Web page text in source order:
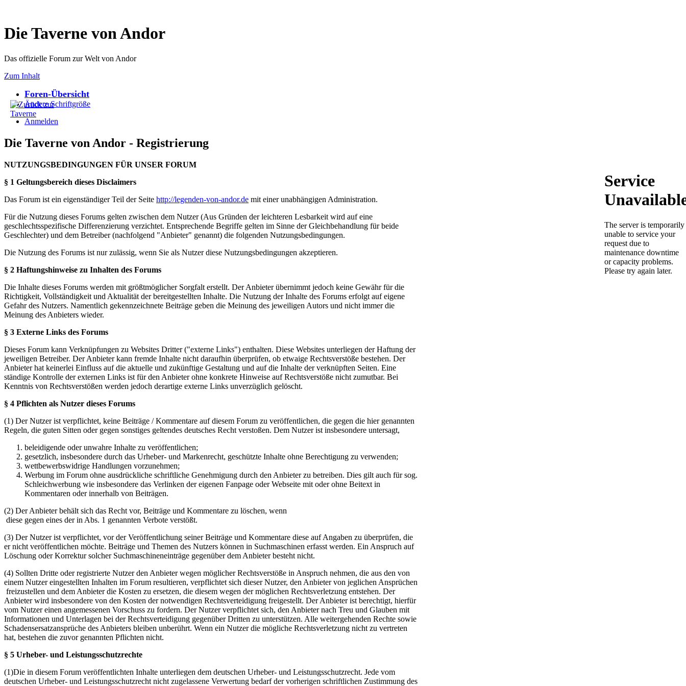
Die Taverne von Andor
Das offizielle Forum zur Welt von Andor
Zum Inhalt
Foren-Übersicht
Ändere Schriftgröße
Anmelden
Die Taverne von Andor - Registrierung
NUTZUNGSBEDINGUNGEN FÜR UNSER FORUM
§ 1 Geltungsbereich dieses Disclaimers
Das Forum ist ein eigenständiger Teil der Seite http://legenden-von-andor.de mit einer unabhängigen Administration.
Für die Nutzung dieses Forums gelten zwischen dem Nutzer (Aus Gründen der leichteren Lesbarkeit wird auf eine
geschlechtsspezifische Differenzierung verzichtet. Entsprechende Begriffe gelten im Sinne der Gleichbehandlung für beide
Geschlechter) und dem Betreiber (nachfolgend "Anbieter" genannt) die folgenden Nutzungsbedingungen.
Die Nutzung des Forums ist nur zulässig, wenn Sie als Nutzer diese Nutzungsbedingungen akzeptieren.
§ 2 Haftungshinweise zu Inhalten des Forums
Die Inhalte dieses Forums werden mit größtmöglicher Sorgfalt erstellt. Der Anbieter übernimmt jedoch keine Gewähr für die
Richtigkeit, Vollständigkeit und Aktualität der bereitgestellten Inhalte. Die Nutzung der Inhalte des Forums erfolgt auf eigene
Gefahr des Nutzers. Namentlich gekennzeichnete Beiträge geben die Meinung des jeweiligen Autors und nicht immer die
Meinung des Anbieters wieder.
§ 3 Externe Links des Forums
Dieses Forum kann Verknüpfungen zu Websites Dritter ("externe Links") enthalten. Diese Websites unterliegen der Haftung der
jeweiligen Betreiber. Der Anbieter kann fremde Inhalte nicht daraufhin überprüfen, ob etwaige Rechtsverstöße bestehen. Der
Anbieter hat keinerlei Einfluss auf die aktuelle und zukünftige Gestaltung und auf die Inhalte der verknüpften Seiten. Eine
ständige Kontrolle der externen Links ist für den Anbieter ohne konkrete Hinweise auf Rechtsverstöße nicht zumutbar. Bei
Kenntnis von Rechtsverstößen werden jedoch derartige externe Links unverzüglich gelöscht.
§ 4 Pflichten als Nutzer dieses Forums
(1) Der Nutzer ist verpflichtet, keine Beiträge / Kommentare auf diesem Forum zu veröffentlichen, die gegen die hier genannten
Regeln, die guten Sitten oder gegen sonstiges geltendes deutsches Recht verstoßen. Dem Nutzer ist insbesondere untersagt,
beleidigende oder unwahre Inhalte zu veröffentlichen;
gesetzlich, insbesondere durch das Urheber- und Markenrecht, geschützte Inhalte ohne Berechtigung zu verwenden;
wettbewerbswidrige Handlungen vorzunehmen;
Werbung im Forum ohne ausdrückliche schriftliche Genehmigung durch den Anbieter zu betreiben. Dies gilt auch für sog.
Schleichwerbung wie insbesondere das Verlinken der eigenen Fanpage oder Webseite mit oder ohne Beitext in
Kommentaren oder innerhalb von Beiträgen.
(2) Der Anbieter behält sich das Recht vor, Beiträge und Kommentare zu löschen, wenn
diese gegen eines der in Abs. 1 genannten Verbote verstößt.
(3) Der Nutzer ist verpflichtet, vor der Veröffentlichung seiner Beiträge und Kommentare diese auf Angaben zu überprüfen, die
er nicht veröffentlichen möchte. Beiträge und Themen des Nutzers können in Suchmaschinen erfasst werden. Ein Anspruch auf
Löschung oder Korrektur solcher Suchmaschineneinträge gegenüber dem Anbieter besteht nicht.
(4) Sollten Dritte oder registrierte Nutzer den Anbieter wegen möglicher Rechtsverstöße in Anspruch nehmen, die aus den von
einem Nutzer eingestellten Inhalten im Forum resultieren, verpflichtet sich dieser Nutzer, den Anbieter von jeglichen Ansprüchen
freizustellen und dem Anbieter die Kosten zu ersetzen, die diesem wegen der möglichen Rechtsverletzung entstehen. Der
Anbieter wird insbesondere von den Kosten der notwendigen Rechtsverteidigung freigestellt. Der Anbieter ist berechtigt, hierfür
vom Nutzer einen angemessenen Vorschuss zu fordern. Der Nutzer verpflichtet sich, den Anbieter nach Treu und Glauben mit
Informationen und Unterlagen bei der Rechtsverteidigung gegenüber Dritten zu unterstützen. Alle weitergehenden Rechte sowie
Schadensersatzansprüche des Anbieters bleiben unberührt. Wenn ein Nutzer die mögliche Rechtsverletzung nicht zu vertreten
hat, bestehen die zuvor genannten Pflichten nicht.
§ 5 Urheber- und Leistungsschutzrechte
(1)Die in diesem Forum veröffentlichten Inhalte unterliegen dem deutschen Urheber- und Leistungsschutzrecht. Jede vom
deutschen Urheber- und Leistungsschutzrecht nicht zugelassene Verwertung bedarf der vorherigen schriftlichen Zustimmung des